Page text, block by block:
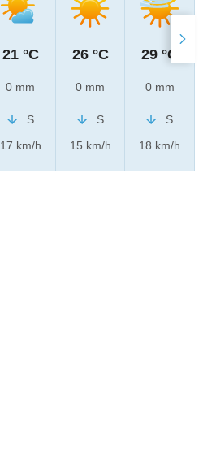
21 °C
0 mm
S
17 km/h
26 °C
0 mm
S
15 km/h
29 °C
0 mm
S
18 km/h